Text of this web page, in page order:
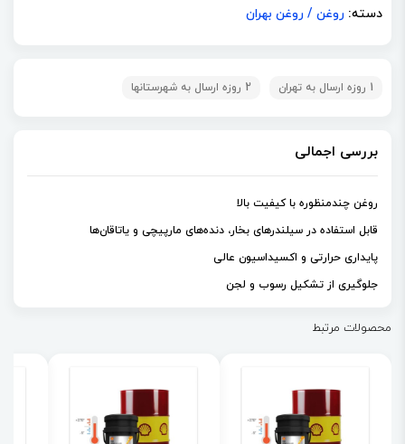
دسته: روغن / روغن بهران
1 روزه ارسال به تهران 2 روزه ارسال به شهرستانها
بررسی اجمالی
روغن چندمنظوره با کیفیت بالا
قابل استفاده در سیلندرهای بخار، دنده‌های مارپیچی و یاتاقان‌ها
پایداری حرارتی و اکسیداسیون عالی
جلوگیری از تشکیل رسوب و لجن
محصولات مرتبط